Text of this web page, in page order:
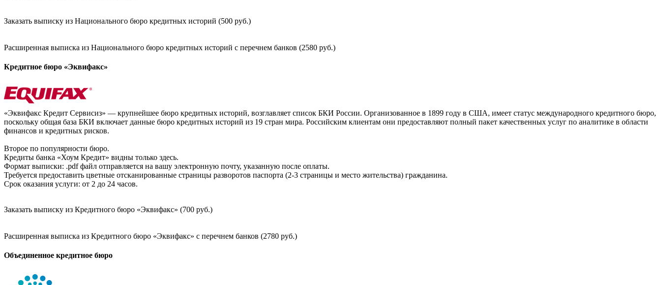
Заказать выписку из Национального бюро кредитных историй (500 руб.)
Расширенная выписка из Национального бюро кредитных историй с перечнем банков (2580 руб.)
Кредитное бюро «Эквифакс»
«Эквифакс Кредит Сервисиз» — крупнейшее бюро кредитных историй, возглавляет список БКИ России. Организованное в 1899 году в США, имеет статус международного кредитного бюро,
поскольку общая база БКИ включает данные бюро кредитных историй из 19 стран мира. Российским клиентам они предоставляют полный пакет качественных услуг по аналитике в области
финансов и кредитных рисков.
Второе по популярности бюро.
Кредиты банка «Хоум Кредит» видны только здесь.
Формат выписки: .pdf файл отправляется на вашу электронную почту, указанную после оплаты.
Требуется предоставить цветные отсканированные страницы разворотов паспорта (2-3 страницы и место жительства) гражданина.
Срок оказания услуги: от 2 до 24 часов.
Заказать выписку из Кредитного бюро «Эквифакс» (700 руб.)
Расширенная выписка из Кредитного бюро «Эквифакс» с перечнем банков (2780 руб.)
Объединенное кредитное бюро